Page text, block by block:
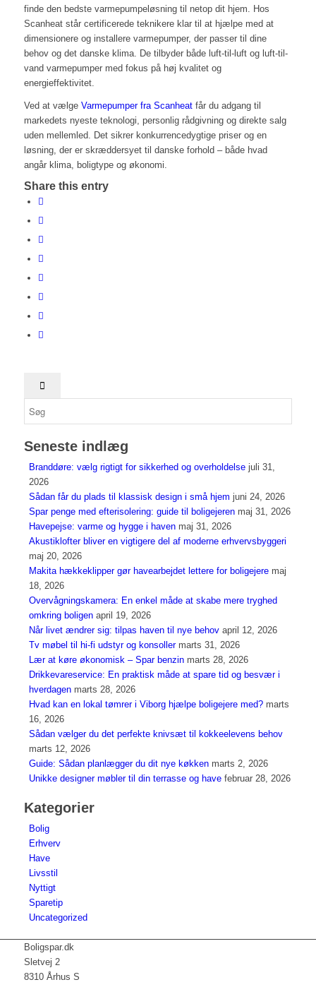
finde den bedste varmepumpeløsning til netop dit hjem. Hos
Scanheat står certificerede teknikere klar til at hjælpe med at
dimensionere og installere varmepumper, der passer til dine
behov og det danske klima. De tilbyder både luft-til-luft og luft-til-
vand varmepumper med fokus på høj kvalitet og
energieffektivitet.
Ved at vælge Varmepumper fra Scanheatfår du adgang til
markedets nyeste teknologi, personlig rådgivning og direkte salg
uden mellemled. Det sikrer konkurrencedygtige priser og en
løsning, der er skræddersyet til danske forhold – både hvad
angår klima, boligtype og økonomi.
Share this entry
Seneste indlæg
Branddøre: vælg rigtigt for sikkerhed og overholdelse juli 31,
2026
Sådan får du plads til klassisk design i små hjem juni 24, 2026
Spar penge med efterisolering: guide til boligejeren maj 31, 2026
Havepejse: varme og hygge i haven maj 31, 2026
Akustiklofter bliver en vigtigere del af moderne erhvervsbyggeri
maj 20, 2026
Makita hækkeklipper gør havearbejdet lettere for boligejere maj
18, 2026
Overvågningskamera: En enkel måde at skabe mere tryghed
omkring boligen april 19, 2026
Når livet ændrer sig: tilpas haven til nye behov april 12, 2026
Tv møbel til hi-fi udstyr og konsoller marts 31, 2026
Lær at køre økonomisk – Spar benzin marts 28, 2026
Drikkevareservice: En praktisk måde at spare tid og besvær i
hverdagen marts 28, 2026
Hvad kan en lokal tømrer i Viborg hjælpe boligejere med? marts
16, 2026
Sådan vælger du det perfekte knivsæt til kokkeelevens behov
marts 12, 2026
Guide: Sådan planlægger du dit nye køkken marts 2, 2026
Unikke designer møbler til din terrasse og have februar 28, 2026
Kategorier
Bolig
Erhverv
Have
Livsstil
Nyttigt
Sparetip
Uncategorized
Boligspar.dk
Sletvej 2
8310 Århus S